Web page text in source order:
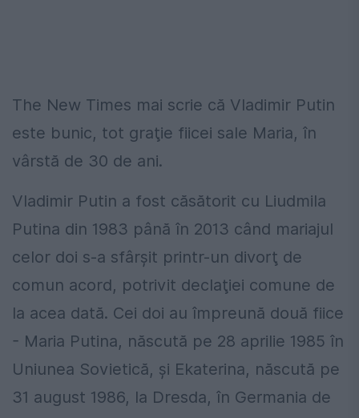
The New Times mai scrie că Vladimir Putin
este bunic, tot graţie fiicei sale Maria, în
vârstă de 30 de ani.
Vladimir Putin a fost căsătorit cu Liudmila
Putina din 1983 până în 2013 când mariajul
celor doi s-a sfârşit printr-un divorţ de
comun acord, potrivit declaţiei comune de
la acea dată. Cei doi au împreună două fiice
- Maria Putina, născută pe 28 aprilie 1985 în
Uniunea Sovietică, şi Ekaterina, născută pe
31 august 1986, la Dresda, în Germania de